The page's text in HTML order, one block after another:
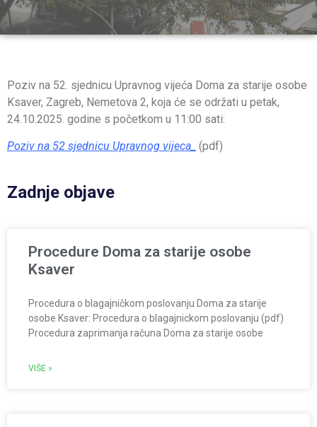
Poziv na 52. sjednicu Upravnog vijeća Doma za starije osobe
Ksaver, Zagreb, Nemetova 2, koja će se održati u petak,
24.10.2025. godine s početkom u 11:00 sati:
Poziv na 52 sjednicu Upravnog vijeca_ (pdf)
Zadnje objave
Procedure Doma za starije osobe
Ksaver
Procedura o blagajničkom poslovanju Doma za starije
osobe Ksaver: Procedura o blagajnickom poslovanju (pdf)
Procedura zaprimanja računa Doma za starije osobe
VIŠE »